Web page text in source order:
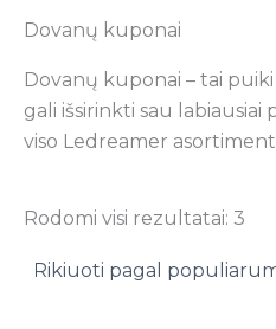
Dovanų kuponai
Dovanų kuponai – tai
gali išsirinkti sau labiausiai
viso Ledreamer
Rodomi visi rezultatai: 3